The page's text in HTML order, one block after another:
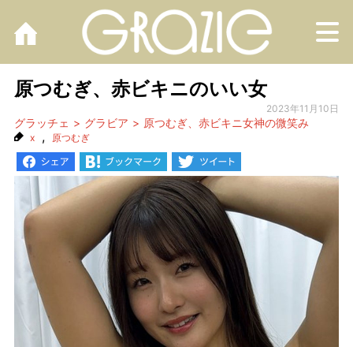
原つむぎ、赤ビキニのいい女
2023年11月10日
グラッチェ グラビア 原つむぎ、赤ビキニ女神の微笑み
x , 原つむぎ